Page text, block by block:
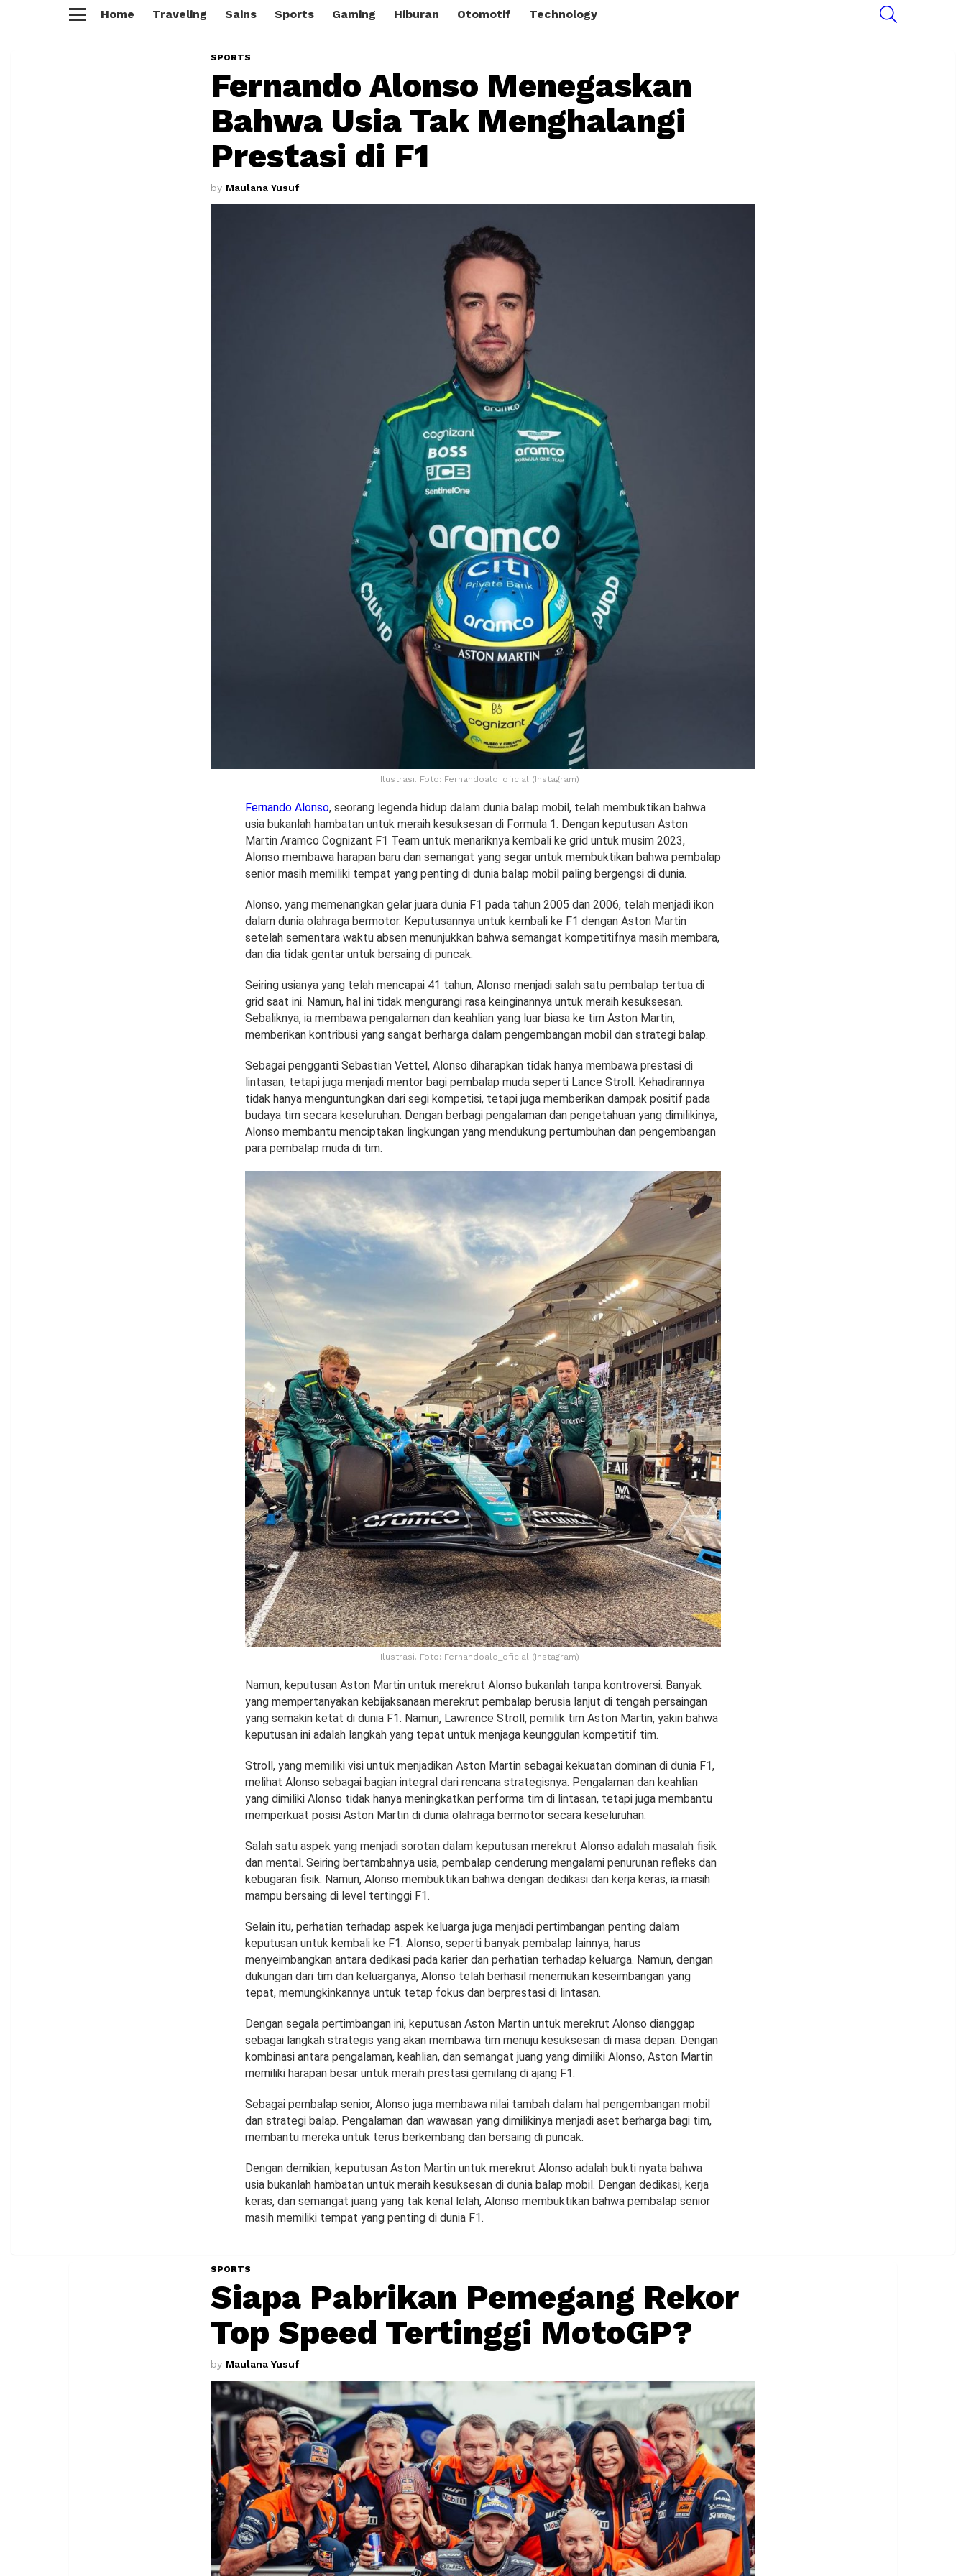
Home Traveling Sains Sports Gaming Hiburan Otomotif Technology
SPORTS
Fernando Alonso Menegaskan
Bahwa Usia Tak Menghalangi
Prestasi di F1
by Maulana Yusuf
Ilustrasi. Foto: Fernandoalo_oficial (Instagram)
Fernando Alonso, seorang legenda hidup dalam dunia balap mobil, telah membuktikan bahwa
usia bukanlah hambatan untuk meraih kesuksesan di Formula 1. Dengan keputusan Aston
Martin Aramco Cognizant F1 Team untuk menariknya kembali ke grid untuk musim 2023,
Alonso membawa harapan baru dan semangat yang segar untuk membuktikan bahwa pembalap
senior masih memiliki tempat yang penting di dunia balap mobil paling bergengsi di dunia.
Alonso, yang memenangkan gelar juara dunia F1 pada tahun 2005 dan 2006, telah menjadi ikon
dalam dunia olahraga bermotor. Keputusannya untuk kembali ke F1 dengan Aston Martin
setelah sementara waktu absen menunjukkan bahwa semangat kompetitifnya masih membara,
dan dia tidak gentar untuk bersaing di puncak.
Seiring usianya yang telah mencapai 41 tahun, Alonso menjadi salah satu pembalap tertua di
grid saat ini. Namun, hal ini tidak mengurangi rasa keinginannya untuk meraih kesuksesan.
Sebaliknya, ia membawa pengalaman dan keahlian yang luar biasa ke tim Aston Martin,
memberikan kontribusi yang sangat berharga dalam pengembangan mobil dan strategi balap.
Sebagai pengganti Sebastian Vettel, Alonso diharapkan tidak hanya membawa prestasi di
lintasan, tetapi juga menjadi mentor bagi pembalap muda seperti Lance Stroll. Kehadirannya
tidak hanya menguntungkan dari segi kompetisi, tetapi juga memberikan dampak positif pada
budaya tim secara keseluruhan. Dengan berbagi pengalaman dan pengetahuan yang dimilikinya,
Alonso membantu menciptakan lingkungan yang mendukung pertumbuhan dan pengembangan
para pembalap muda di tim.
Ilustrasi. Foto: Fernandoalo_oficial (Instagram)
Namun, keputusan Aston Martin untuk merekrut Alonso bukanlah tanpa kontroversi. Banyak
yang mempertanyakan kebijaksanaan merekrut pembalap berusia lanjut di tengah persaingan
yang semakin ketat di dunia F1. Namun, Lawrence Stroll, pemilik tim Aston Martin, yakin bahwa
keputusan ini adalah langkah yang tepat untuk menjaga keunggulan kompetitif tim.
Stroll, yang memiliki visi untuk menjadikan Aston Martin sebagai kekuatan dominan di dunia F1,
melihat Alonso sebagai bagian integral dari rencana strategisnya. Pengalaman dan keahlian
yang dimiliki Alonso tidak hanya meningkatkan performa tim di lintasan, tetapi juga membantu
memperkuat posisi Aston Martin di dunia olahraga bermotor secara keseluruhan.
Salah satu aspek yang menjadi sorotan dalam keputusan merekrut Alonso adalah masalah fisik
dan mental. Seiring bertambahnya usia, pembalap cenderung mengalami penurunan refleks dan
kebugaran fisik. Namun, Alonso membuktikan bahwa dengan dedikasi dan kerja keras, ia masih
mampu bersaing di level tertinggi F1.
Selain itu, perhatian terhadap aspek keluarga juga menjadi pertimbangan penting dalam
keputusan untuk kembali ke F1. Alonso, seperti banyak pembalap lainnya, harus
menyeimbangkan antara dedikasi pada karier dan perhatian terhadap keluarga. Namun, dengan
dukungan dari tim dan keluarganya, Alonso telah berhasil menemukan keseimbangan yang
tepat, memungkinkannya untuk tetap fokus dan berprestasi di lintasan.
Dengan segala pertimbangan ini, keputusan Aston Martin untuk merekrut Alonso dianggap
sebagai langkah strategis yang akan membawa tim menuju kesuksesan di masa depan. Dengan
kombinasi antara pengalaman, keahlian, dan semangat juang yang dimiliki Alonso, Aston Martin
memiliki harapan besar untuk meraih prestasi gemilang di ajang F1.
Sebagai pembalap senior, Alonso juga membawa nilai tambah dalam hal pengembangan mobil
dan strategi balap. Pengalaman dan wawasan yang dimilikinya menjadi aset berharga bagi tim,
membantu mereka untuk terus berkembang dan bersaing di puncak.
Dengan demikian, keputusan Aston Martin untuk merekrut Alonso adalah bukti nyata bahwa
usia bukanlah hambatan untuk meraih kesuksesan di dunia balap mobil. Dengan dedikasi, kerja
keras, dan semangat juang yang tak kenal lelah, Alonso membuktikan bahwa pembalap senior
masih memiliki tempat yang penting di dunia F1.
SPORTS
Siapa Pabrikan Pemegang Rekor
Top Speed Tertinggi MotoGP?
by Maulana Yusuf